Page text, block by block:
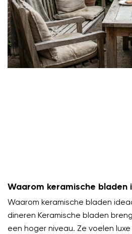
Waarom keramische bladen
buiten dineren
Waarom keramische bladen
dineren Keramische bladen
een hoger niveau. Ze voelen